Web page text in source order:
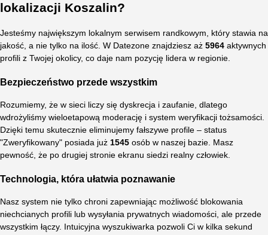
lokalizacji Koszalin?
Jesteśmy największym lokalnym serwisem randkowym, który stawia na
jakość, a nie tylko na ilość. W Datezone znajdziesz aż 5964 aktywnych
profili z Twojej okolicy, co daje nam pozycję lidera w regionie.
Bezpieczeństwo przede wszystkim
Rozumiemy, że w sieci liczy się dyskrecja i zaufanie, dlatego
wdrożyliśmy wieloetapową moderację i system weryfikacji tożsamości.
Dzięki temu skutecznie eliminujemy fałszywe profile – status
"Zweryfikowany" posiada już 1545 osób w naszej bazie. Masz
pewność, że po drugiej stronie ekranu siedzi realny człowiek.
Technologia, która ułatwia poznawanie
Nasz system nie tylko chroni zapewniając możliwość blokowania
niechcianych profili lub wysyłania prywatnych wiadomości, ale przede
wszystkim łączy. Intuicyjna wyszukiwarka pozwoli Ci w kilka sekund